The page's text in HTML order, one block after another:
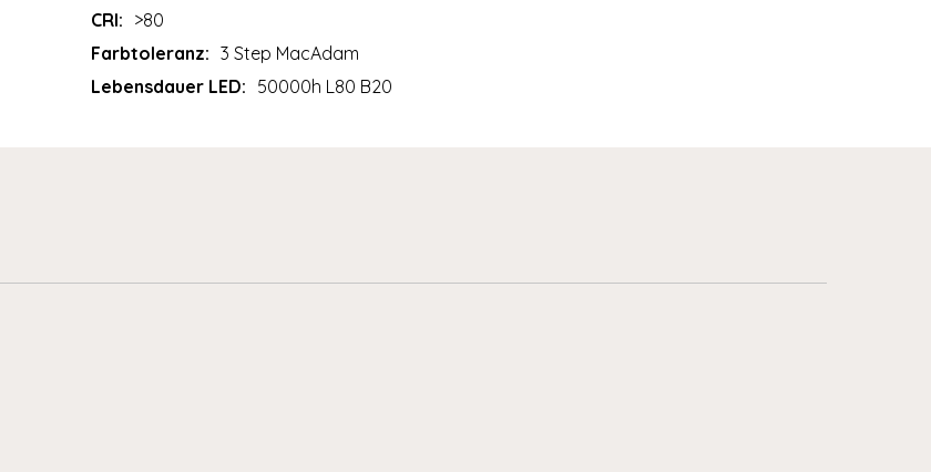
CRI: >80
Farbtoleranz: 3 Step MacAdam
Lebensdauer LED: 50000h L80 B20